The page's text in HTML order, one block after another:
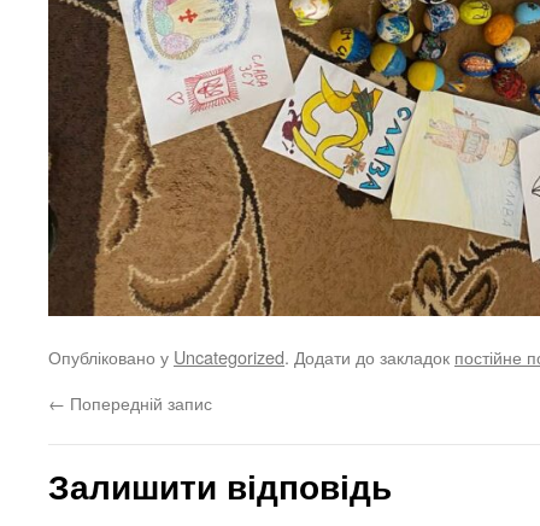
Опубліковано у Uncategorized. Додати до закладок постійне
← Попередній запис
Залишити відповідь